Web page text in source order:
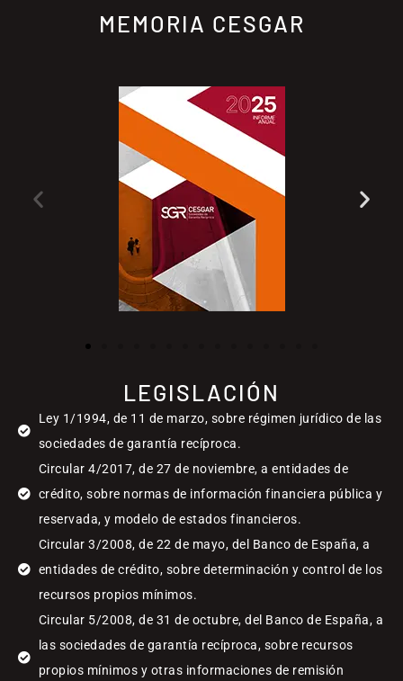
MEMORIA CESGAR
LEGISLACIÓN
Ley 1/1994, de 11 de marzo, sobre régimen jurídico de las
sociedades de garantía recíproca.
Circular 4/2017, de 27 de noviembre, a entidades de
crédito, sobre normas de información financiera pública y
reservada, y modelo de estados financieros.
Circular 3/2008, de 22 de mayo, del Banco de España, a
entidades de crédito, sobre determinación y control de los
recursos propios mínimos.
Circular 5/2008, de 31 de octubre, del Banco de España, a
las sociedades de garantía recíproca, sobre recursos
propios mínimos y otras informaciones de remisión